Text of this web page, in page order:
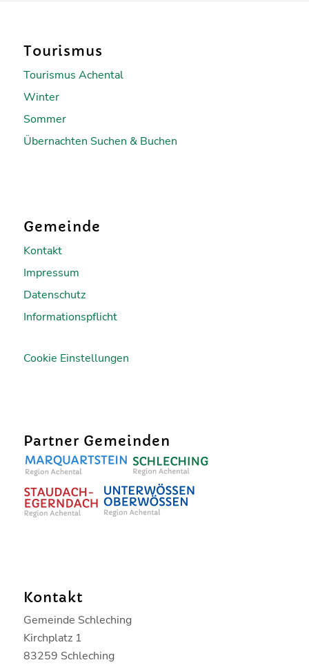
Tourismus
Tourismus Achental
Winter
Sommer
Übernachten Suchen & Buchen
Gemeinde
Kontakt
Impressum
Datenschutz
Informationspflicht
Cookie Einstellungen
Partner Gemeinden
Kontakt
Gemeinde Schleching
Kirchplatz 1
83259 Schleching